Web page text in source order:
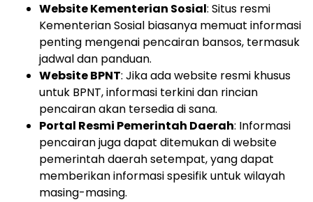
Website Kementerian Sosial: Situs resmi
Kementerian Sosial biasanya memuat informasi
penting mengenai pencairan bansos, termasuk
jadwal dan panduan.
Website BPNT: Jika ada website resmi khusus
untuk BPNT, informasi terkini dan rincian
pencairan akan tersedia di sana.
Portal Resmi Pemerintah Daerah: Informasi
pencairan juga dapat ditemukan di website
pemerintah daerah setempat, yang dapat
memberikan informasi spesifik untuk wilayah
masing-masing.